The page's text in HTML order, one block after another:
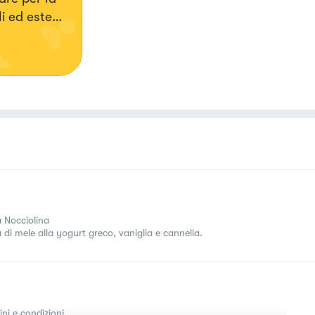
ed esteri,
Nocciolina
di mele alla yogurt greco, vaniglia e cannella.
e condizioni